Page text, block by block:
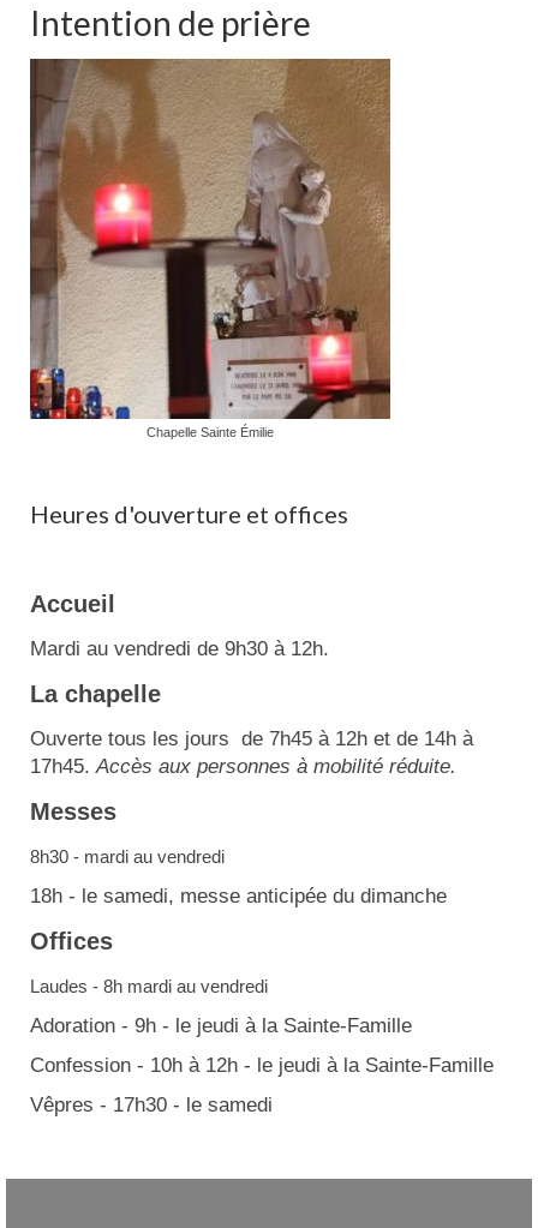
Intention de prière
Chapelle Sainte Émilie
Heures d'ouverture et offices
Accueil
Mardi au vendredi de 9h30 à 12h.
La chapelle
Ouverte tous les jours de 7h45 à 12h et de 14h à
17h45.Accès aux personnes à mobilité réduite.
Messes
8h30 - mardi au vendredi
18h - le samedi, messe anticipée du dimanche
Offices
Laudes - 8h mardi au vendredi
Adoration - 9h - le jeudi à la Sainte-Famille
Confession - 10h à 12h - le jeudi à la Sainte-Famille
Vêpres - 17h30 - le samedi